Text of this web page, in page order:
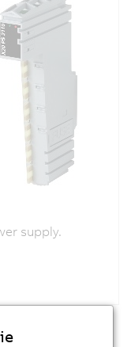
supply.